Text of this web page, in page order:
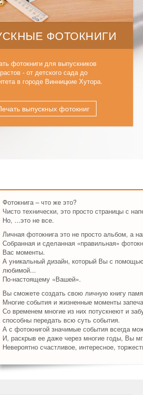
ФОТОКНИГИ
фотокниги для выпускников
- от детского сада до
в городе Винницкие Хутора.
выпускных фотокниг
Фотокнига – что же это?
Чисто технически, это просто страницы с
Но, ...это не все.
Личная фотокнига это не просто альбом, а
Собранная и сделанная «правильная»
Вас моменты.
А уникальный дизайн, который Вы с
любимой...
По-настоящему «Вашей».
Вы сможете создать свою личную книгу
Многие события и жизненные моменты
Со временем многие из них потускнеют и
способны передать всю суть события.
А с фотокнигой значимые события всегда
И, раскрыв ее даже через многие годы, Вы
Невероятно счастливое, интересное,